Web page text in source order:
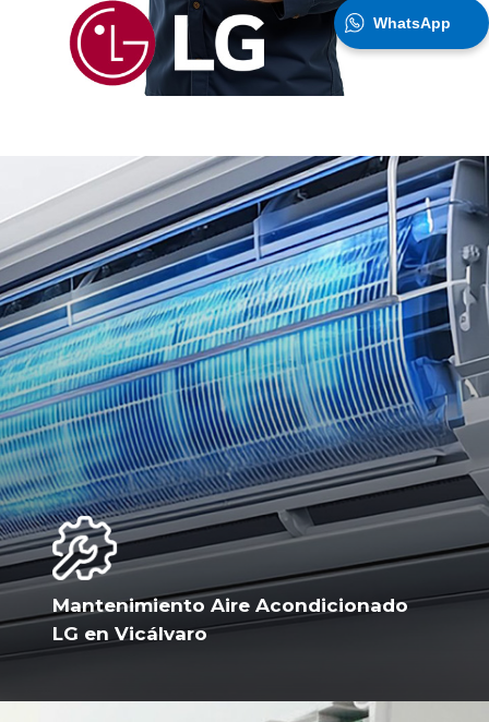
Mantenimiento Aire Acondicionado
LG en Vicálvaro
WhatsApp